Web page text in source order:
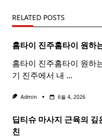
RELATED POSTS
홈타이 진주홈타이 원하
홈타이 진주홈타이 원하
기 진주에서 내 ...
Admin 6월 4, 2026
딥티슈 마사지 근육의
친